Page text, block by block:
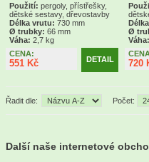
Použití: pergoly, přístřešky,
dětské sestavy, dřevostavby
Délka vrutu: 730 mm
Ø trubky: 66 mm
Váha: 2,7 kg
Ø
Váha:
CENA:
551 Kč DETAIL 720
Řadit dle: Počet:
Další naše internetové